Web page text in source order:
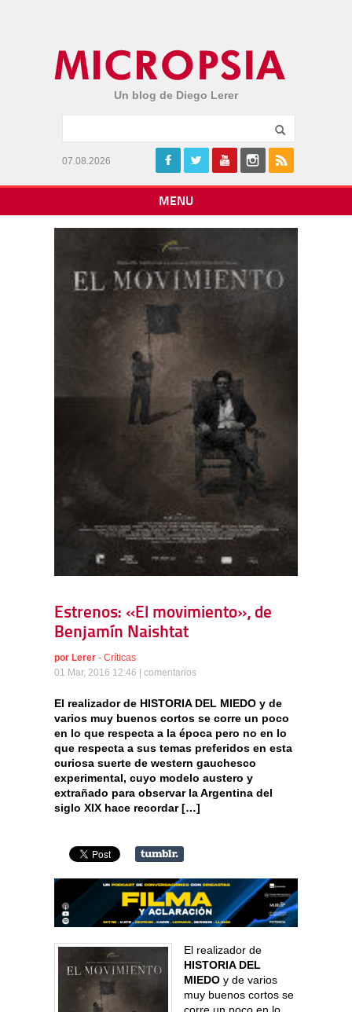
Un blog de Diego Lerer
07.08.2026
MENU
Estrenos: «El movimiento», de
Benjamín Naishtat
por Lerer - Críticas
01 Mar, 2016 12:46 | comentarios
El realizador de HISTORIA DEL MIEDO y de
varios muy buenos cortos se corre un poco
en lo que respecta a la época pero no en lo
que respecta a sus temas preferidos en esta
curiosa suerte de western gauchesco
experimental, cuyo modelo austero y
extrañado para observar la Argentina del
siglo XIX hace recordar […]
El realizador de
HISTORIA DEL
MIEDO y de varios
muy buenos cortos se